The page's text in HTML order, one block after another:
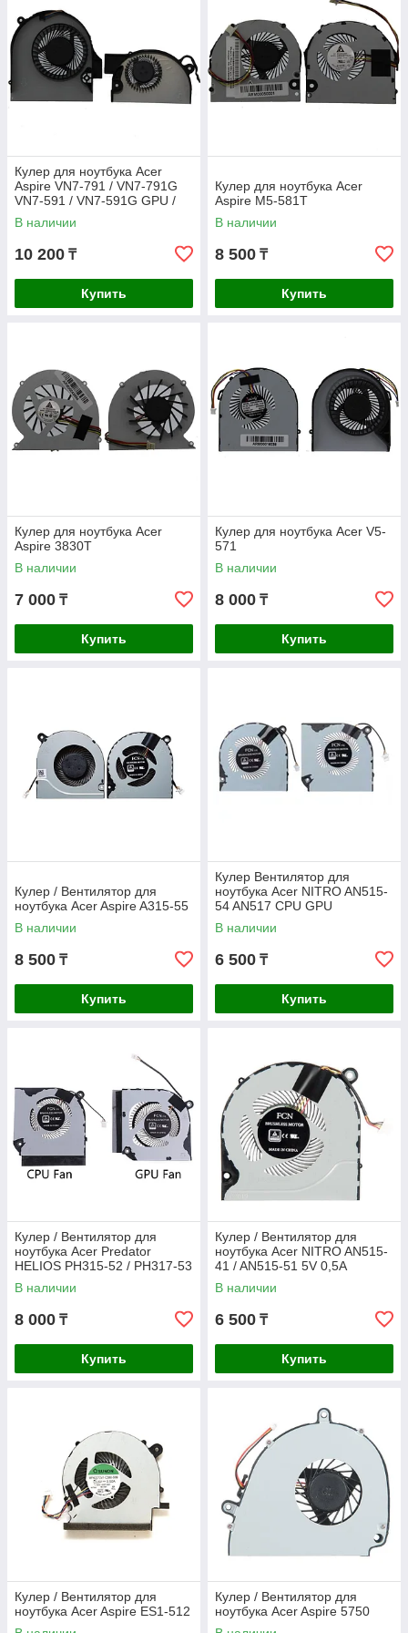
-Правильная эксплуатация:
Избегайте работы на мягких
поверхностях, которые могут блокировать вентиляционные
отверстия.
Контроль температуры: Используйте охлаждающие
подставки и следите за температурой процессора и
Кулер для ноутбука Acer
Aspire VN7-791 / VN7-791G
VN7-591 / VN7-591G GPU /
CPU
В наличии
10 200 ₸
Купить
Кулер для ноутбука Acer
Aspire M5-581T
В наличии
8 500 ₸
Купить
Кулер для ноутбука Acer
Aspire 3830T
В наличии
7 000 ₸
Купить
Кулер для ноутбука Acer V5-
571
В наличии
8 000 ₸
Купить
Кулер / Вентилятор для
ноутбука Acer Aspire A315-55
В наличии
8 500 ₸
Купить
Кулер Вентилятор для
ноутбука Acer NITRO AN515-
54 AN517 CPU GPU
В наличии
6 500 ₸
Купить
Кулер / Вентилятор для
ноутбука Acer Predator
HELIOS PH315-52 / PH317-53
/ AN515-55 CPU / GPU 5V
0,5A
В наличии
8 000 ₸
Купить
Кулер / Вентилятор для
ноутбука Acer NITRO AN515-
41 / AN515-51 5V 0,5A
В наличии
6 500 ₸
Купить
Кулер / Вентилятор для
ноутбука Acer Aspire ES1-512
Кулер / Вентилятор для
ноутбука Acer Aspire 5750